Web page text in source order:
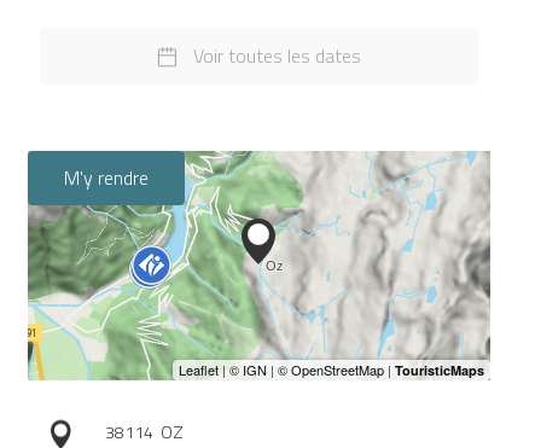
Voir toutes les dates
M'y rendre
38114 OZ